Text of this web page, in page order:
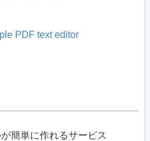
PDF text editor
簡単に作れるサービス